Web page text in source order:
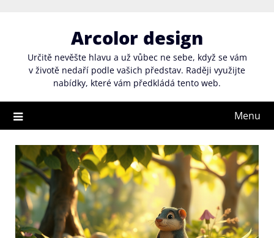
Arcolor design
Určitě nevěšte hlavu a už vůbec ne sebe, když se vám
v životě nedaří podle vašich představ. Raději využijte
nabídky, které vám předkládá tento web.
Menu